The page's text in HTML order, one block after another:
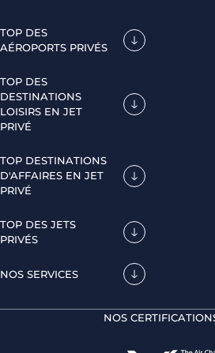
TOP DES
AÉROPORTS PRIVÉS
TOP DES
DESTINATIONS
LOISIRS EN JET
PRIVÉ
TOP DESTINATIONS
D'AFFAIRES EN JET
PRIVÉ
TOP DES JETS
PRIVÉS
NOS SERVICES
NOS